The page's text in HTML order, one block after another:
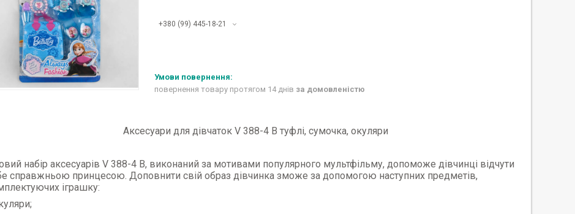
+380 (99) 445-18-21
повернення товару протягом 14 днів за домовленістю
Аксесуари для дівчаток V 388-4 B туфлі, сумочка, окуляри
набір аксесуарів V 388-4 В, виконаний за мотивами популярного мультфільму, допоможе дівчинці відчути
справжньою принцесою. Доповнити свій образ дівчинка зможе за допомогою наступних предметів,
іграшку: